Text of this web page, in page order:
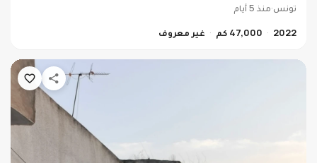
تونس·منذ 5 أيام
2022
47,000 كم غير معروف